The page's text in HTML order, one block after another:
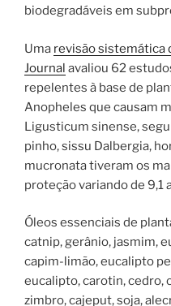
biodegradáveis ​​em
Uma revisão sistemática
Journal avaliou 62
repelentes à base de
Anopheles que causam
Ligusticum sinense,
pinho, sissu Dalbergia,
mucronata tiveram os
proteção variando de 9,1
Óleos essenciais de
catnip, gerânio, jasmim,
capim-limão, eucalipto
eucalipto, carotin, cedro,
zimbro, cajeput, soja,